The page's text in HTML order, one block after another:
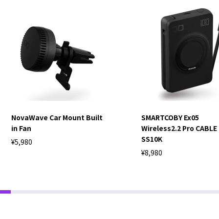
NovaWave Car Mount Built
in Fan
¥5,980
SMARTCOBY Ex05
Wireless2.2 Pro CABLE
SS10K
¥8,980